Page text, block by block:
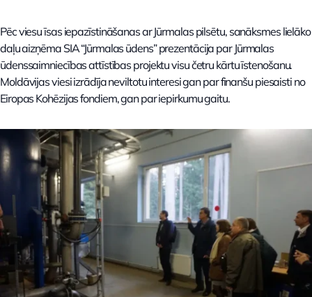
Pēc viesu īsas iepazīstināšanas ar Jūrmalas pilsētu, sanāksmes lielāko
daļu aizņēma SIA “Jūrmalas ūdens” prezentācija par Jūrmalas
ūdenssaimniecības attīstības projektu visu četru kārtu īstenošanu.
Moldāvijas viesi izrādīja neviltotu interesi gan par finanšu piesaisti no
Eiropas Kohēzijas fondiem, gan par iepirkumu gaitu.